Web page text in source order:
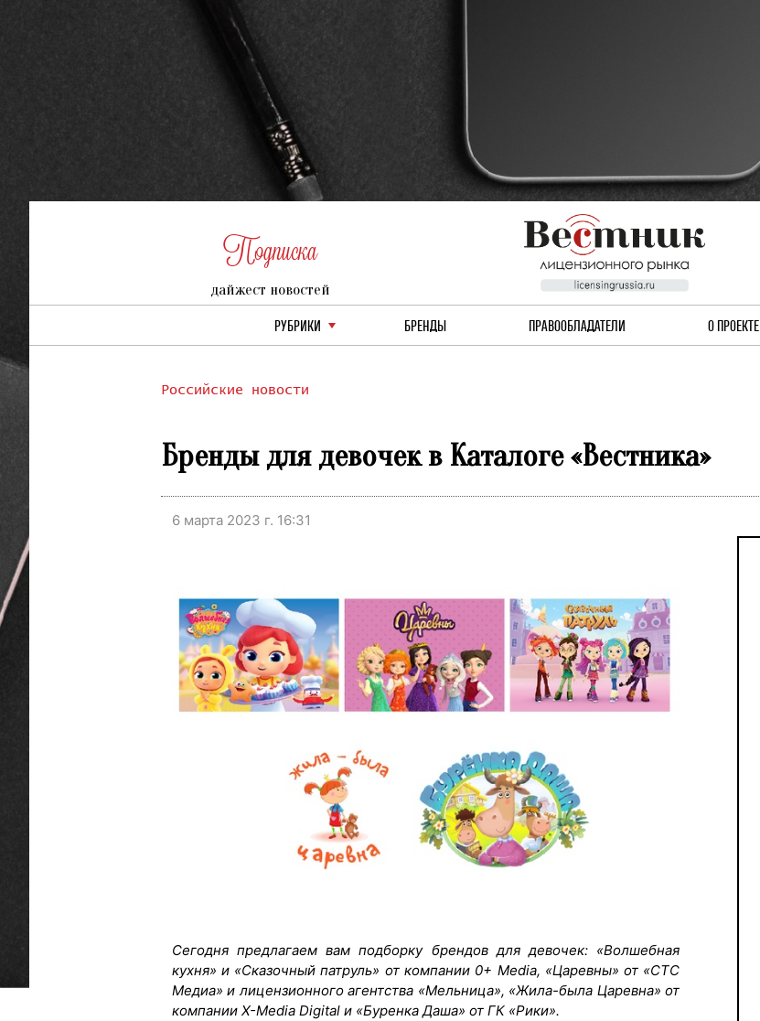
Подписка
дайжест новостей
РУБРИКИ БРЕНДЫ ПРАВООБЛАДАТЕЛИ О ПРОЕКТЕ
Российские новости
Бренды для девочек в Каталоге «Вестника»
6 марта 2023 г. 16:31
Сегодня предлагаем вам подборку брендов для девочек: «Волшебная
кухня» и «Сказочный патруль» от компании 0+ Media, «Царевны» от «СТС
Медиа» и лицензионного агентства «Мельница», «Жила-была Царевна» от
компании X-Media Digital и «Буренка Даша» от ГК «Рики».